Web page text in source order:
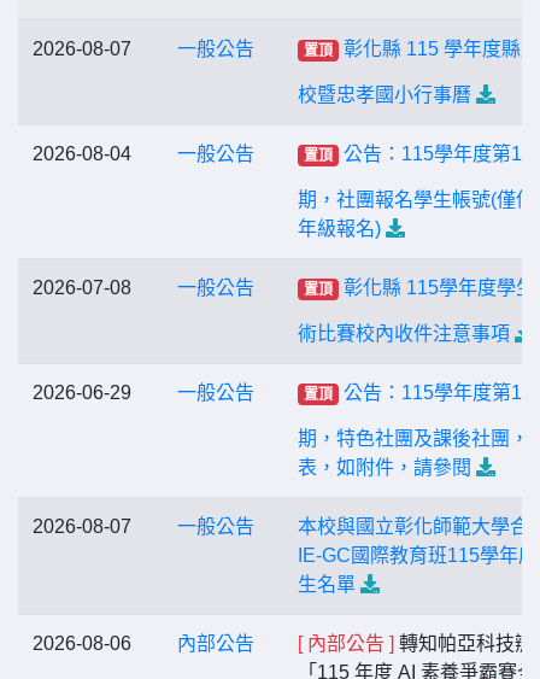
2026-08-07 一般公告 置頂 彰化縣 115 學年度縣
校暨忠孝國小行事曆
2026-08-04 一般公告 置頂 公告：115學年度第1學
期，社團報名學生帳號(僅供
年級報名)
2026-07-08 一般公告 置頂 彰化縣 115學年度學生
術比賽校內收件注意事項
2026-06-29 一般公告 置頂 公告：115學年度第1學
期，特色社團及課後社團，
表，如附件，請參閱
2026-08-07 一般公告
本校與國立彰化師範大學合
IE-GC國際教育班115學年
生名單
2026-08-06 內部公告 [ 內部公告 ] 轉知帕亞科技辦
「115 年度 AI 素養爭霸賽